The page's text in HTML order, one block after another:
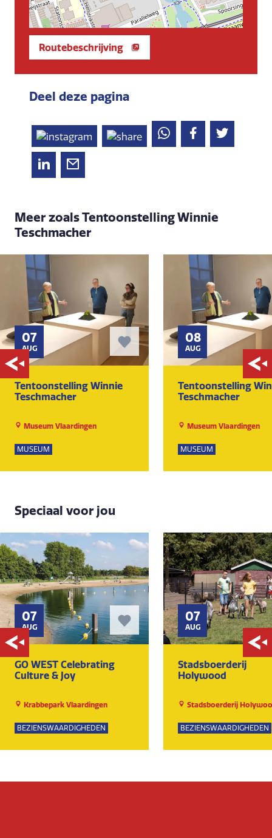
Routebeschrijving
Deel deze pagina
Meer zoals Tentoonstelling Winnie
Teschmacher
07
AUG
Tentoonstelling Winnie
Teschmacher
Museum Vlaardingen
MUSEUM
08
AUG
Tentoonstelling
Teschmacher
Museum Vlaardingen
MUSEUM
Speciaal voor jou
07
AUG
GO WEST Celebrating
Culture & Joy
Krabbepark Vlaardingen
BEZIENSWAARDIGHEDEN
07
AUG
Stadsboerderij
Holywood
Stadsboerderij
BEZIENSWAARDIGHEDEN